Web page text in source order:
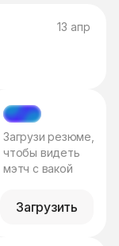
13 апр
МЭТЧ
Загрузи резюме,
чтобы видеть
мэтч с вакой
Загрузить